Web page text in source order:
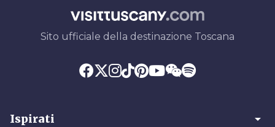
Sito ufficiale della destinazione Toscana
Ispirati arrow_drop_down